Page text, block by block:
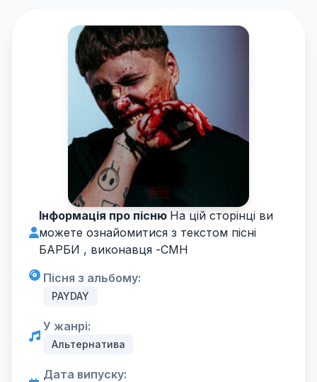
Інформація про пісню На цій сторінці ви
можете ознайомитися з текстом пісні
БАРБИ , виконавця -CMH
Пісня з альбому:
PAYDAY
У жанрі:
Альтернатива
Дата випуску: